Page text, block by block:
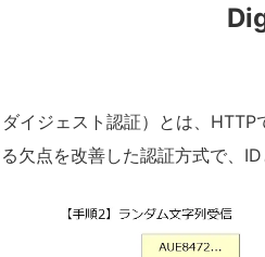
イジェスト認証）とは、
欠点を改善した認証方式で、